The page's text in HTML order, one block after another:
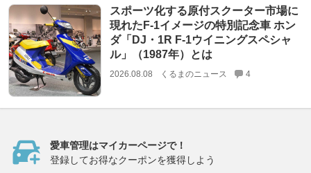
スポーツ化する原付スクーター市場に
現れたF-1イメージの特別記念車 ホン
ダ「DJ・1R F-1ウイニングスペシャ
ル」（1987年）とは
2026.08.08 くるまのニュース 4
愛車管理はマイカーページで！
登録してお得なクーポンを獲得しよう